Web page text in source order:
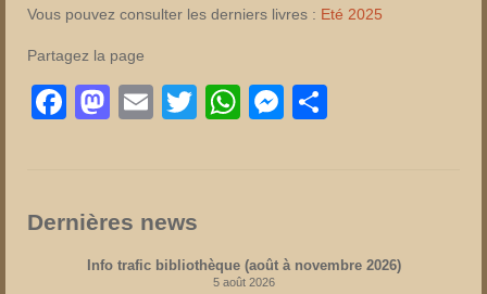
Vous pouvez consulter les derniers livres : Eté 2025
Partagez la page
Facebook
Mastodon
EmailTwitterWhatsApp
Messenger
Dernières news
Info trafic bibliothèque (août à novembre 2026)
5 août 2026